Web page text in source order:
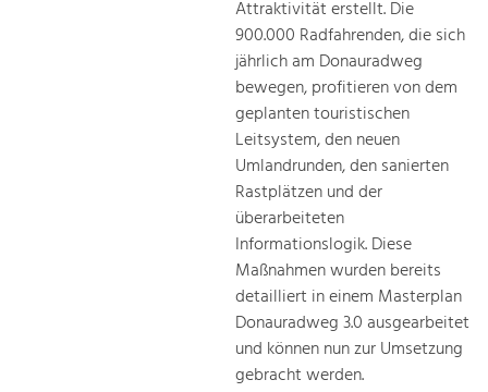
Attraktivität erstellt. Die
900.000 Radfahrenden, die sich
jährlich am Donauradweg
bewegen, profitieren von dem
geplanten touristischen
Leitsystem, den neuen
Umlandrunden, den sanierten
Rastplätzen und der
überarbeiteten
Informationslogik. Diese
Maßnahmen wurden bereits
detailliert in einem Masterplan
Donauradweg 3.0 ausgearbeitet
und können nun zur Umsetzung
gebracht werden.